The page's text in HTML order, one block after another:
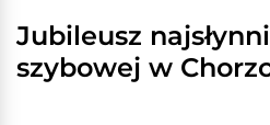
Jubileusz
szybowej w